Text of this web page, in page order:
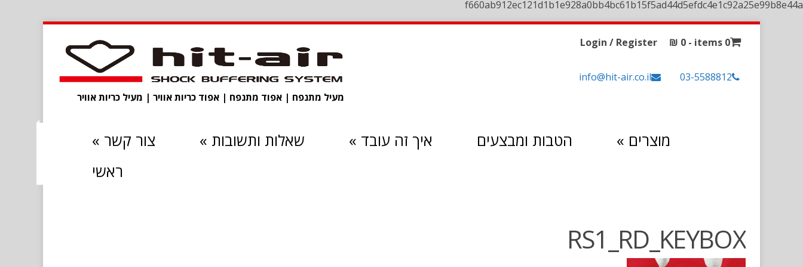
f660ab912ec121d1b1e928a0bb4bc61b15f5ad44d5efdc4e1c92a25e99b8e44a
מעיל מתנפח | אפוד מתנפח | אפוד כריות אוויר | מעיל כריות אוויר
0 items -
₪ 0
Login / Register
03-5588812
info@hit-air.co.il
צור קשר » שאלות ותשובות » איך זה עובד » הטבות ומבצעים מוצרים »
ראשי
RS1_RD_KEYBOX